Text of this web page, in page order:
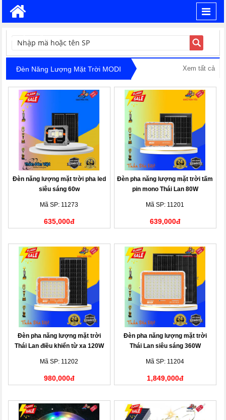
TÌM KIẾM
Đèn Năng Lượng Mặt Trời MODI Xem tất cả
Đèn năng lượng mặt trời pha led
siêu sáng 60w
Mã SP: 11273
635,000đ
Đèn pha năng lượng mặt trời tấm
pin mono Thái Lan 80W
Mã SP: 11201
639,000đ
Đèn pha năng lượng mặt trời
Thái Lan điều khiển từ xa 120W
Mã SP: 11202
980,000đ
Đèn pha năng lượng mặt trời
Thái Lan siêu sáng 360W
Mã SP: 11204
1,849,000đ